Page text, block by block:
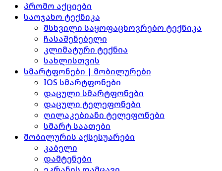
პრომო აქციები
საოჯახო ტექნიკა
მსხვილი საყოფაცხოვრებო ტექნიკა
ჩასაშენებელი
კლიმატური ტექნია
სახლისთვის
სმარტფონები | მობილურები
IOS სმარტფონები
დაცული სმარტფონები
დაცული ტელეფონები
ღილაკებიანი ტელეფონები
სმარტ საათები
მობილურის აქსესუარები
კაბელი
დამტენები